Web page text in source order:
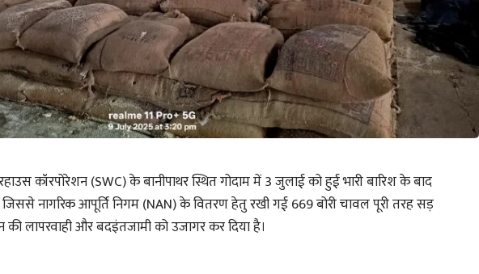
कॉरपोरेशन (SWC) के बानीपाथर स्थित गोदाम में 3 जुलाई को हुई भारी बारिश के बाद
जिससे नागरिक आपूर्ति निगम (NAN) के वितरण हेतु रखी गई 669 बोरी चावल पूरी तरह सड़
की लापरवाही और बदइंतजामी को उजागर कर दिया है।